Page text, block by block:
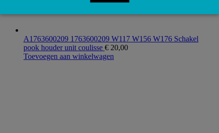
A1763600209 1763600209 W117 W156 W176 Schakel
pook houder unit coulisse € 20,00
Toevoegen aan winkelwagen